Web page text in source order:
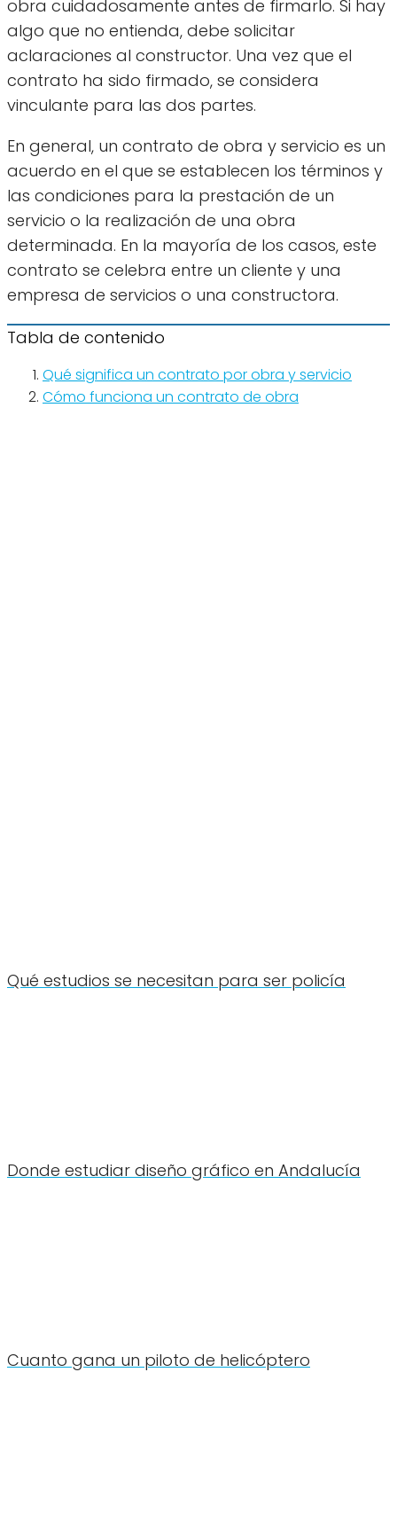
obra cuidadosamente antes de firmarlo. Si hay
algo que no entienda, debe solicitar
aclaraciones al constructor. Una vez que el
contrato ha sido firmado, se considera
vinculante para las dos partes.
En general, un contrato de obra y servicio es un
acuerdo en el que se establecen los términos y
las condiciones para la prestación de un
servicio o la realización de una obra
determinada. En la mayoría de los casos, este
contrato se celebra entre un cliente y una
empresa de servicios o una constructora.
Tabla de contenido
Qué significa un contrato por obra y servicio
Cómo funciona un contrato de obra
Qué estudios se necesitan para ser policía
Donde estudiar diseño gráfico en Andalucía
Cuanto gana un piloto de helicóptero